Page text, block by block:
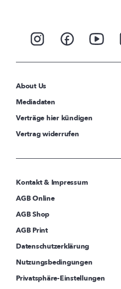
About Us
Mediadaten
Verträge hier kündigen
Vertrag widerrufen
Kontakt & Impressum
AGB Online
AGB Shop
AGB Print
Datenschutzerklärung
Nutzungsbedingungen
Privatsphäre-Einstellungen